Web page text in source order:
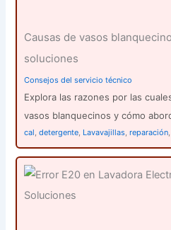
Causas de vasos
soluciones
Consejos del servicio técnico
Explora las razones por las
vasos blanquecinos y cómo
cal ,detergente Lavavajillas ,reparación